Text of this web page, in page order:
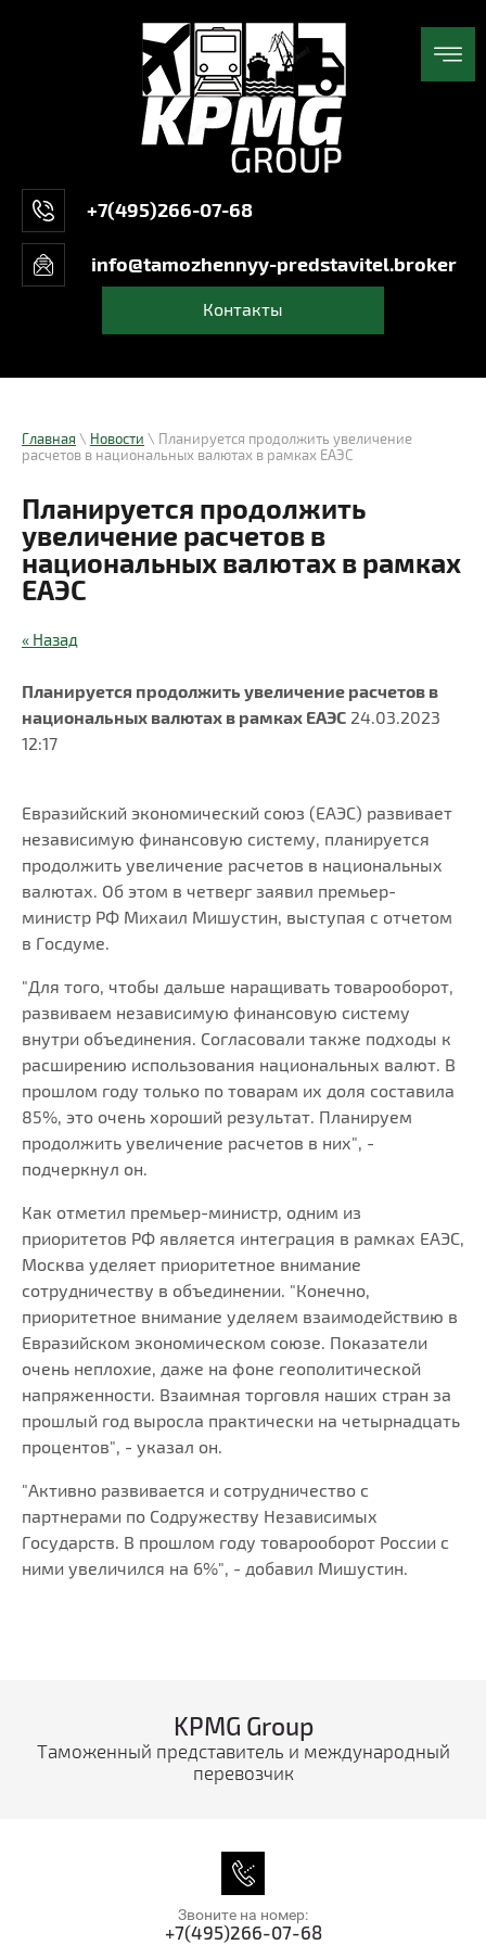
+7(495)266-07-68
info@tamozhennyy-predstavitel.broker
Контакты
Главная \ Новости \ Планируется продолжить увеличение
расчетов в национальных валютах в рамках ЕАЭС
Планируется продолжить
увеличение расчетов в
национальных валютах в рамках
ЕАЭС
« Назад
Планируется продолжить увеличение расчетов в
национальных валютах в рамках ЕАЭС 24.03.2023
12:17
Евразийский экономический союз (ЕАЭС) развивает
независимую финансовую систему, планируется
продолжить увеличение расчетов в национальных
валютах. Об этом в четверг заявил премьер-
министр РФ Михаил Мишустин, выступая с отчетом
в Госдуме.
"Для того, чтобы дальше наращивать товарооборот,
развиваем независимую финансовую систему
внутри объединения. Согласовали также подходы к
расширению использования национальных валют. В
прошлом году только по товарам их доля составила
85%, это очень хороший результат. Планируем
продолжить увеличение расчетов в них", -
подчеркнул он.
Как отметил премьер-министр, одним из
приоритетов РФ является интеграция в рамках ЕАЭС,
Москва уделяет приоритетное внимание
сотрудничеству в объединении. "Конечно,
приоритетное внимание уделяем взаимодействию в
Евразийском экономическом союзе. Показатели
очень неплохие, даже на фоне геополитической
напряженности. Взаимная торговля наших стран за
прошлый год выросла практически на четырнадцать
процентов", - указал он.
"Активно развивается и сотрудничество с
партнерами по Содружеству Независимых
Государств. В прошлом году товарооборот России с
ними увеличился на 6%", - добавил Мишустин.
KPMG Group
Таможенный представитель и международный
перевозчик
Звоните на номер:
+7(495)266-07-68